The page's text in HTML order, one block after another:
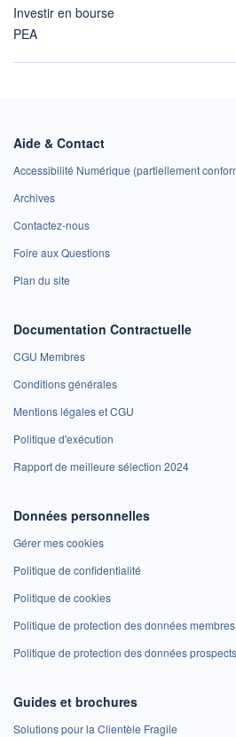
Investir en bourse
PEA
Aide & Contact
Accessibilité Numérique (partiellement
Archives
Contactez-nous
Foire aux Questions
Plan du site
Documentation Contractuelle
CGU Membres
Conditions générales
Mentions légales et CGU
Politique d'exécution
Rapport de meilleure sélection 2024
Données personnelles
Gérer mes cookies
Politique de confidentialité
Politique de cookies
Politique de protection des données
Politique de protection des données prospects
Guides et brochures
Solutions pour la Clientèle Fragile